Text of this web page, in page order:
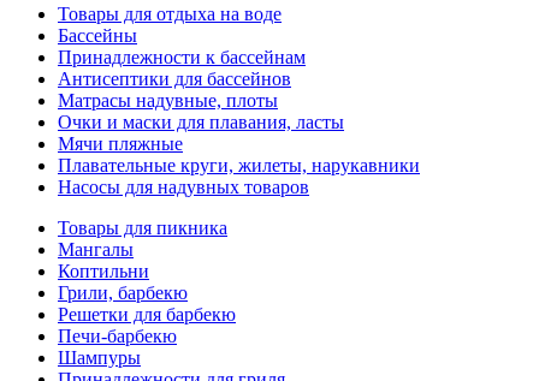
Товары для отдыха на воде
Бассейны
Принадлежности к бассейнам
Антисептики для бассейнов
Матраcы надувные, плоты
Очки и маски для плавания, ласты
Мячи пляжные
Плавательные круги, жилеты, нарукавники
Насосы для надувных товаров
Товары для пикника
Мангалы
Коптильни
Грили, барбекю
Решетки для барбекю
Печи-барбекю
Шампуры